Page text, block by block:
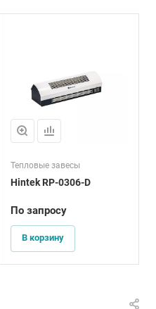
Тепловые завесы
Hintek RP-0306-D
По запросу
В корзину